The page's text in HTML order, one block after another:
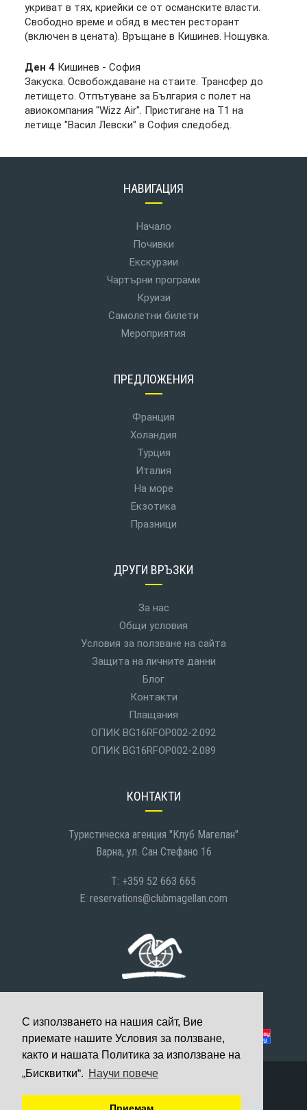
С използването на нашия сайт, Вие
приемате нашите Условия за ползване,
както и нашата Политика за използване на
„Бисквитки“. Научи повече
Приемам
укриват в тях, криейки се от османските власти.
Свободно време и обяд в местен ресторант
(включен в цената). Връщане в Кишинев. Нощувка.
Ден 4 Кишинев - София
Закуска. Освобождаване на стаите. Трансфер до
летището. Отпътуване за България с полет на
авиокомпания "Wizz Air". Пристигане на Т1 на
летище "Васил Левски" в София следобед.
НАВИГАЦИЯ
Начало
Почивки
Екскурзии
Чартърни програми
Круизи
Самолетни билети
Мероприятия
ПРЕДЛОЖЕНИЯ
Франция
Холандия
Турция
Италия
На море
Екзотика
Празници
ДРУГИ ВРЪЗКИ
За нас
Общи условия
Условия за ползване на сайта
Защита на личните данни
Блог
Контакти
Плащания
ОПИК BG16RFOP002-2.092
ОПИК BG16RFOP002-2.089
КОНТАКТИ
Туристическа агенция "Клуб Магелан"
Варна, ул. Сан Стефано 16
T: +359 52 663 665
E: reservations@clubmagellan.com
Можете да платите с:
© 2008-2026 Клуб Магелан, Всички права запазени